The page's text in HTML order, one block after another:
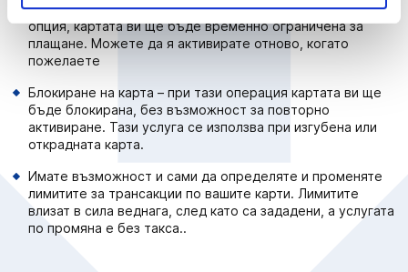
Замразяване/ Размразяване на карта – избирайки тази
опция, картата ви ще бъде временно ограничена за
плащане. Можете да я активирате отново, когато
пожелаете
Блокиране на карта – при тази операция картата ви ще
бъде блокирана, без възможност за повторно
активиране. Тази услуга се използва при изгубена или
открадната карта.
Имате възможност и сами да определяте и променяте
лимитите за трансакции по вашите карти. Лимитите
влизат в сила веднага, след като са зададени, а услугата
по промяна е без такса..